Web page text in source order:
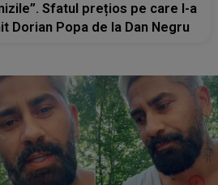
Sfatul prețios pe care l-a
Dorian Popa de la Dan Negru